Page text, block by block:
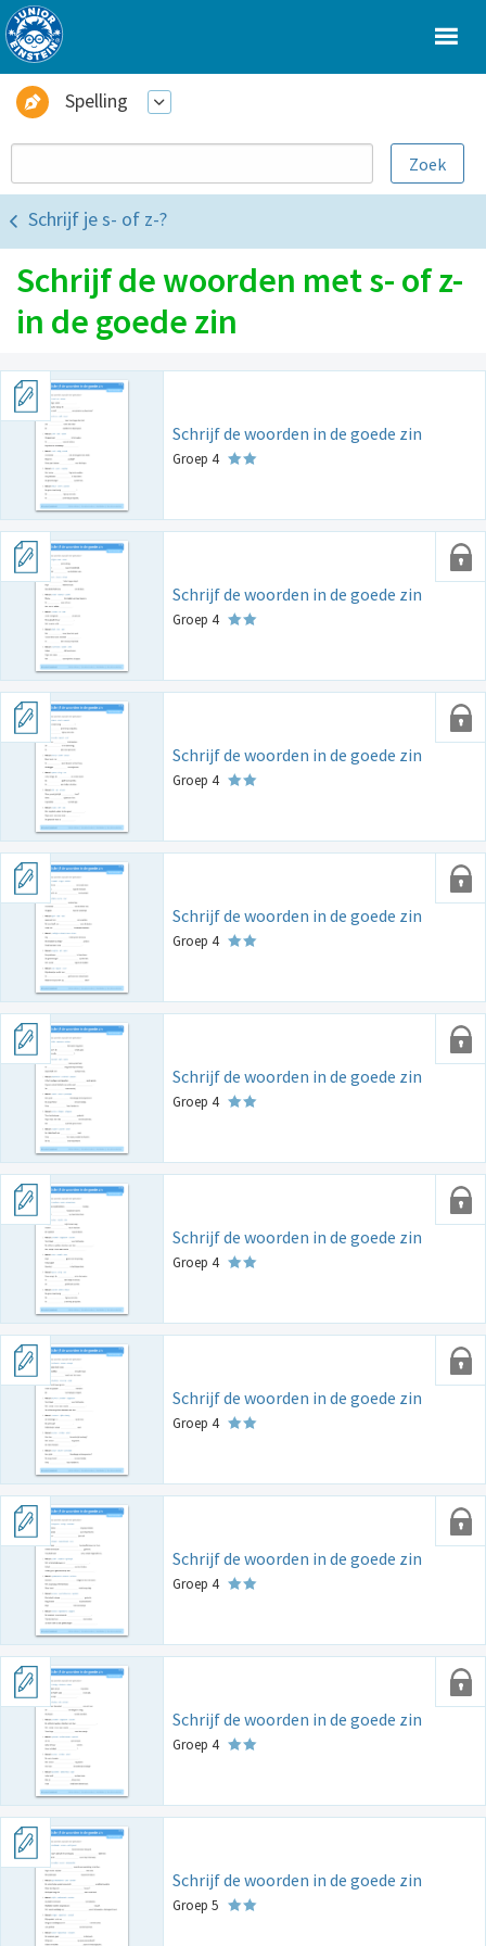
Spelling
Schrijf je s- of z-?
Schrijf de woorden met s- of z-
in de goede zin
Schrijf de woorden in de goede zin
Groep 4
Schrijf de woorden in de goede zin
Groep 4
Schrijf de woorden in de goede zin
Groep 4
Schrijf de woorden in de goede zin
Groep 4
Schrijf de woorden in de goede zin
Groep 4
Schrijf de woorden in de goede zin
Groep 4
Schrijf de woorden in de goede zin
Groep 4
Schrijf de woorden in de goede zin
Groep 4
Schrijf de woorden in de goede zin
Groep 4
Schrijf de woorden in de goede zin
Groep 5